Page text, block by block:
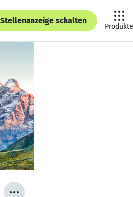
Stellenanzeige schalten
Produkte